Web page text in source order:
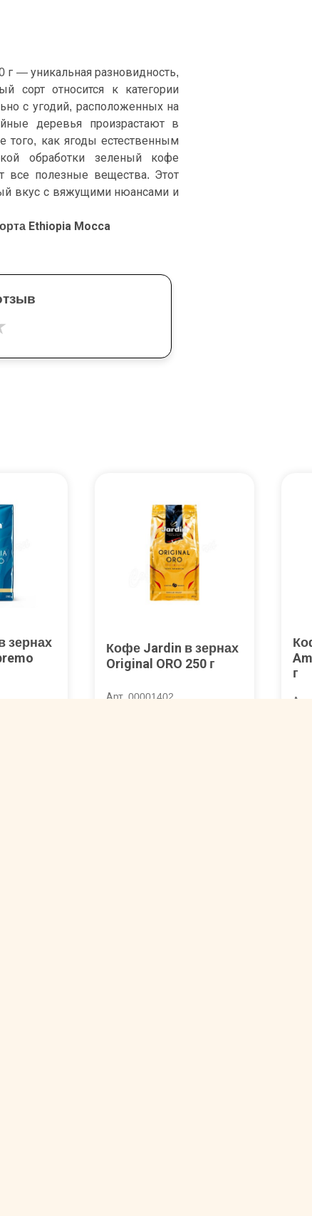
— уникальная разновидность,
сорт относится к категории
с угодий, расположенных на
деревья произрастают в
того, как ягоды естественным
обработки зеленый кофе
все полезные вещества. Этот
вкус с вяжущими нюансами и
Ethiopia Mocca
зернах
Кофе Jardin в зернах
Original ORO 250 г
Арт. 00001402
г